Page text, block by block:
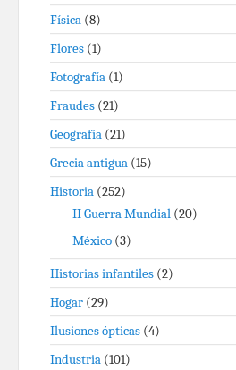
Física (8)
Flores (1)
Fotografía (1)
Fraudes (21)
Geografía (21)
Grecia antigua (15)
Historia (252)
II Guerra Mundial (20)
México (3)
Historias infantiles (2)
Hogar (29)
Ilusiones ópticas (4)
Industria (101)